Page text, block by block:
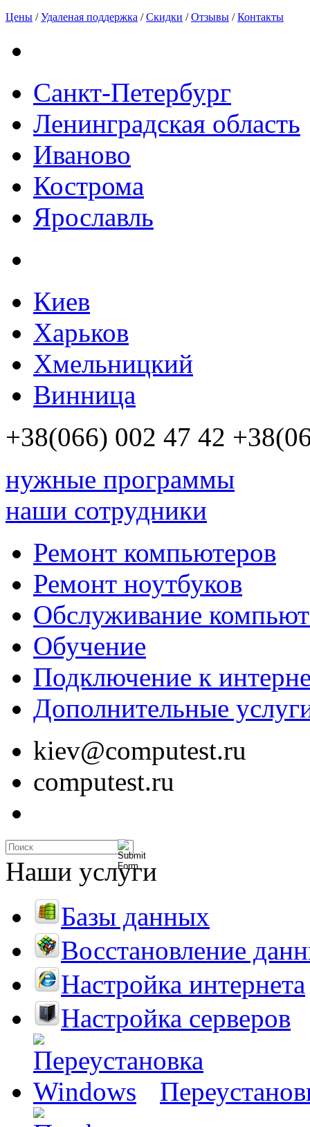
Цены /Удаленая поддержка /Скидки /Отзывы /Контакты
Санкт-Петербург
Ленинградская область
Иваново
Кострома
Ярославль
Киев
Харьков
Хмельницкий
Винница
+38(066) 002 47 42
нужные программы
наши сотрудники
Ремонт компьютеров
Ремонт ноутбуков
Обслуживание
Обучение
Подключение к
Дополнительные
kiev@computest.ru
computest.ru
Наши услуги
Базы данных
Восстановление
Настройка интернета
Настройка серверов